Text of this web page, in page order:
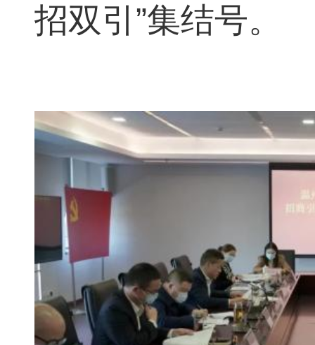
招双引”集结号。